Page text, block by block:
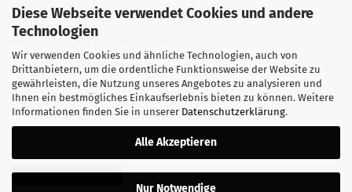
Diese Webseite verwendet Cookies und andere
Technologien
Wir verwenden Cookies und ähnliche Technologien, auch von
Drittanbietern, um die ordentliche Funktionsweise der Website zu
gewährleisten, die Nutzung unseres Angebotes zu analysieren und
Ihnen ein bestmögliches Einkaufserlebnis bieten zu können. Weitere
Informationen finden Sie in unserer Datenschutzerklärung.
Alle Akzeptieren
Nur Notwendige
AGB
Privatsphäre und Datenschutz
Cookie Einstellungen
Vertrag widerrufen